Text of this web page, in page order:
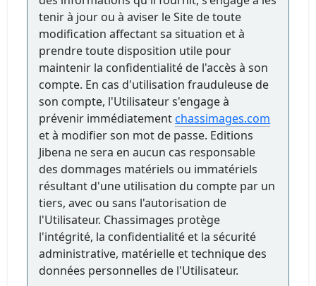
tenir à jour ou à aviser le Site de toute
modification affectant sa situation et à
prendre toute disposition utile pour
maintenir la confidentialité de l'accès à son
compte. En cas d'utilisation frauduleuse de
son compte, l'Utilisateur s'engage à
prévenir immédiatementchassimages.com
et à modifier son mot de passe. Editions
Jibena ne sera en aucun cas responsable
des dommages matériels ou immatériels
résultant d'une utilisation du compte par un
tiers, avec ou sans l'autorisation de
l'Utilisateur. Chassimages protège
l'intégrité, la confidentialité et la sécurité
administrative, matérielle et technique des
données personnelles de l'Utilisateur.